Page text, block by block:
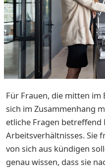
Für Frauen, die mitten im
sich im Zusammenhang
etliche Fragen
Arbeitsverhältnisses. Sie
von sich aus kündigen
genau wissen, dass sie